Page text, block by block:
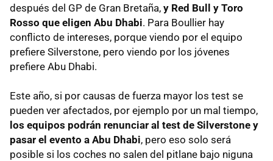
después del GP de Gran Bretaña, y Red Bull y Toro
Rosso que eligen Abu Dhabi. Para Boullier hay
conflicto de intereses, porque viendo por el equipo
prefiere Silverstone, pero viendo por los jóvenes
prefiere Abu Dhabi.
Este año, si por causas de fuerza mayor los test se
pueden ver afectados, por ejemplo por un mal tiempo,
los equipos podrán renunciar al test de Silverstone y
pasar el evento a Abu Dhabi, pero eso solo será
posible si los coches no salen del pitlane bajo niguna